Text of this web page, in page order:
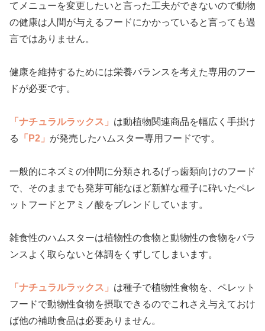
てメニューを変更したいと言った工夫ができないので動物
の健康は人間が与えるフードにかかっていると言っても過
言ではありません。
健康を維持するためには栄養バランスを考えた専用のフー
ドが必要です。
「ナチュラルラックス」 は動植物関連商品を幅広く手掛け
る
「P2」 が発売したハムスター専用フードです。
一般的にネズミの仲間に分類されるげっ歯類向けのフード
で、そのままでも発芽可能なほど新鮮な種子に砕いたペレ
ットフードとアミノ酸をブレンドしています。
雑食性のハムスターは植物性の食物と動物性の食物をバラ
ンスよく取らないと体調をくずしてしまいます。
「ナチュラルラックス」 は種子で植物性食物を、ペレット
フードで動物性食物を摂取できるのでこれさえ与えておけ
ば他の補助食品は必要ありません。